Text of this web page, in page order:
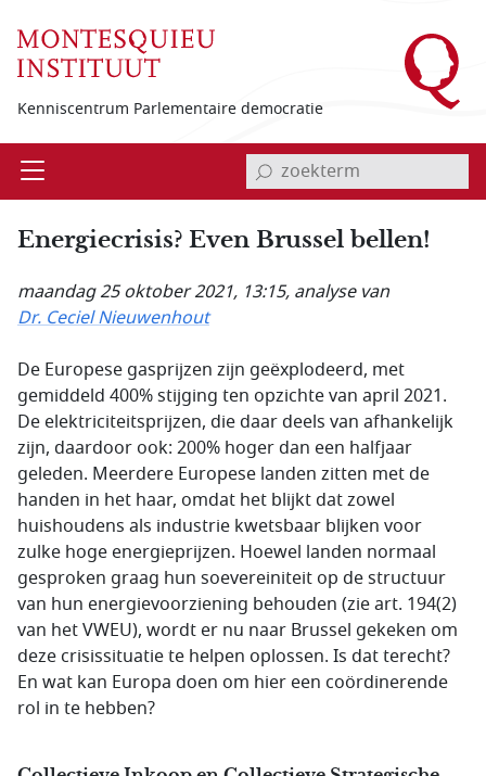
Kenniscentrum Parlementaire democratie
Open invoerveld zoekterm
Energiecrisis? Even Brussel bellen!
maandag 25 oktober 2021, 13:15, analyse van
Dr. Ceciel Nieuwenhout
De Europese gasprijzen zijn geëxplodeerd, met
gemiddeld 400% stijging ten opzichte van april 2021.
De elektriciteitsprijzen, die daar deels van afhankelijk
zijn, daardoor ook: 200% hoger dan een halfjaar
geleden. Meerdere Europese landen zitten met de
handen in het haar, omdat het blijkt dat zowel
huishoudens als industrie kwetsbaar blijken voor
zulke hoge energieprijzen. Hoewel landen normaal
gesproken graag hun soevereiniteit op de structuur
van hun energievoorziening behouden (zie art. 194(2)
van het VWEU), wordt er nu naar Brussel gekeken om
deze crisissituatie te helpen oplossen. Is dat terecht?
En wat kan Europa doen om hier een coördinerende
rol in te hebben?